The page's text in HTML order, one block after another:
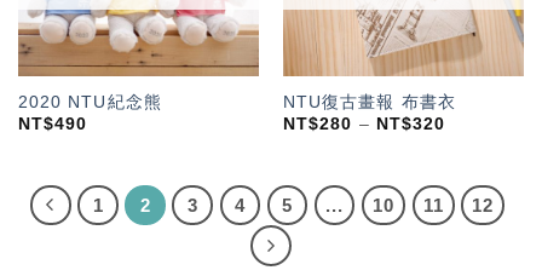
2020 NTU紀念熊
NT$490
NTU復古畫報 布書衣
NT$280 – NT$320
1 2 3 4 5 ... 10 11 12